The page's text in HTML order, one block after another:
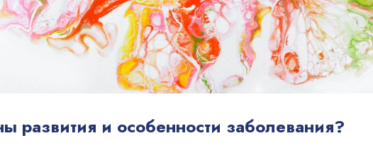
развития и особенности заболевания?